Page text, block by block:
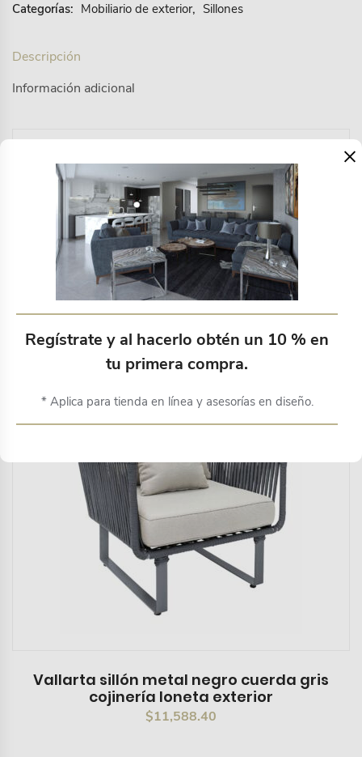
Categorías: Mobiliario de exterior, Sillones
Descripción
Información adicional
Para uso en exterior techado, nuestra colección
Oaxaca fabricada en madera de parota, tela y cuerda
de nylon ha sido un referente en los proyectos mas
emblemáticos del país..
Productos relacionados
Vallarta sillón metal negro cuerda gris
cojinería loneta exterior
$11,588.40
×
Regístrate y al hacerlo obtén un 10 % en
tu primera compra.
* Aplica para tienda en línea y asesorías en diseño.